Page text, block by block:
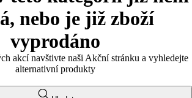
nebo je již zboží
vyprodáno
akcí navštivte naši Akční stránku a vyhledejte
alternativní produkty